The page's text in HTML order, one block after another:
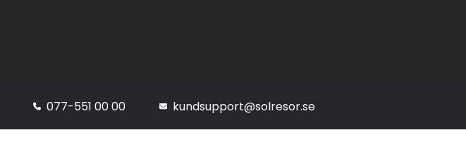
077-551 00 00 kundsupport@solresor.se